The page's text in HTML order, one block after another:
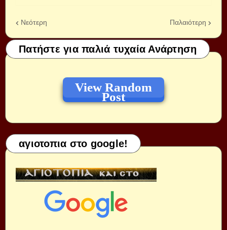
Νεότερη Παλαιότερη
Πατήστε για παλιά τυχαία Ανάρτηση
View Random
Post
αγιοτοπια στο google!